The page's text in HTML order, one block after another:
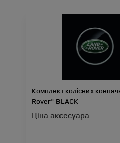
Комплект колісних
Rover" BLACK
Ціна аксесуара